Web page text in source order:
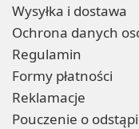
Wysyłka i dostawa
Ochrona danych
Regulamin
Formy płatności
Reklamacje
Pouczenie o